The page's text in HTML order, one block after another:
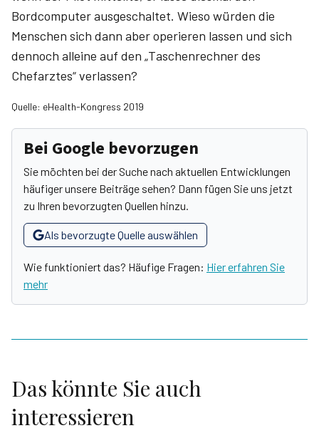
Bordcomputer ausgeschaltet. Wieso würden die
Menschen sich dann aber operieren lassen und sich
dennoch alleine auf den „Taschenrechner des
Chefarztes“ verlassen?
Quelle: eHealth-Kongress 2019
Bei Google bevorzugen
Sie möchten bei der Suche nach aktuellen Entwicklungen
häufiger unsere Beiträge sehen? Dann fügen Sie uns jetzt
zu Ihren bevorzugten Quellen hinzu.
Als bevorzugte Quelle auswählen
Wie funktioniert das? Häufige Fragen: Hier erfahren Sie
mehr
Das könnte Sie auch
interessieren